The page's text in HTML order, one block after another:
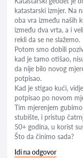
katastarski izmjer. Na
oba vra između naših
između dva vrta, a i
rekli da se ne slažemo.
Potom smo dobili
kad je tamo otišao,
da nije bilo novog
potpisao.
Kad je stigao kući,
potpisao po novom
Tim mjerenjem
stubište, i pristup
50+ godina, u korist
Što da činimo sada?
Idi na odgovor